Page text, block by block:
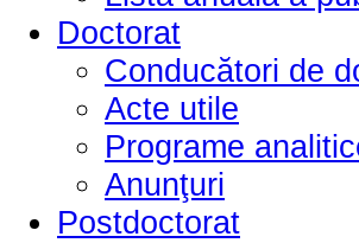
Doctorat
Conducători de
Acte utile
Programe
Anunţuri
Postdoctorat